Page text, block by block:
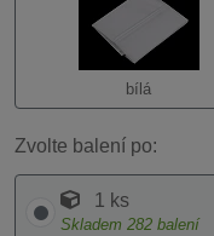
bílá
Zvolte balení po:
1 ks
Skladem 282 balení